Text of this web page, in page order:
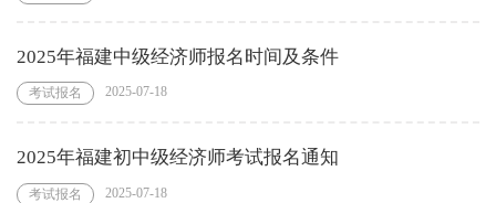
2025年福建中级经济师报名时间及条件
考试报名 2025-07-18
2025年福建初中级经济师考试报名通知
考试报名 2025-07-18